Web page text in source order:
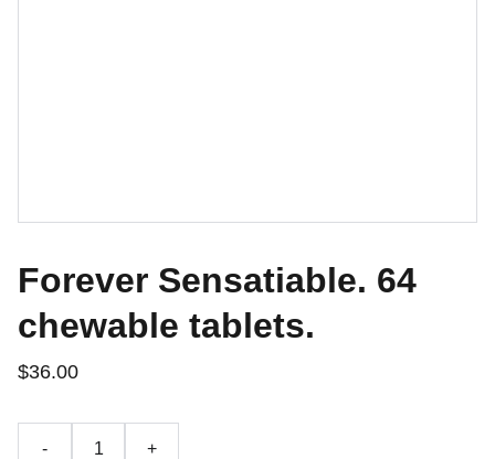
Forever Sensatiable. 64
chewable tablets.
$36.00
- +